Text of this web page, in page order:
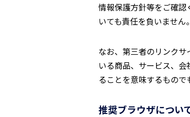
情報保護方針等をご確
いても責任を負いません。
なお、第三者のリンク
いる商品、サービス、
ることを意味するもので
推奨ブラウザについ